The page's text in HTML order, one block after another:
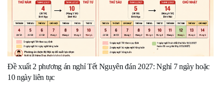
Đề xuất 2 phương án nghỉ Tết Nguyên đán 2027: Nghỉ 7 ngày hoặc
10 ngày liên tục